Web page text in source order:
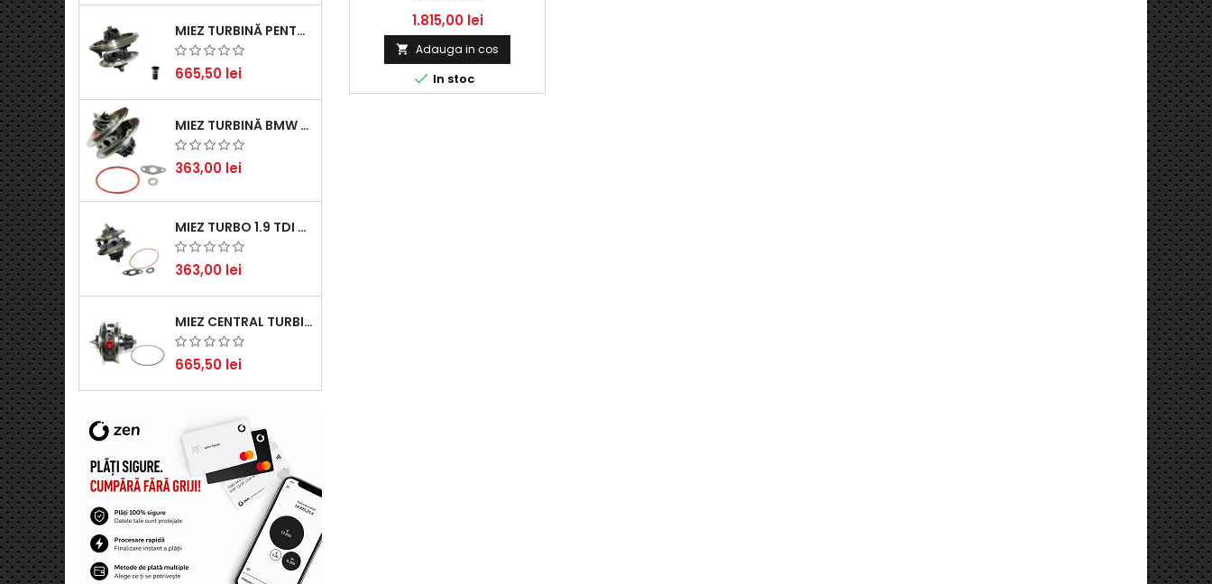
MIEZ TURBINĂ PENTRU AUDI, SEAT, SKODA ȘI VOLKSWAGEN - MOTORIZĂRI 2.0 TDI 103KW 140CP
665,50 lei
MIEZ TURBINĂ BMW SERIA 1 (E81, E87) 120 D - CREȘTEȚI PERFORMANȚA ȘI RĂSPUNSUL MOTORULUI
363,00 lei
MIEZ TURBO 1.9 TDI - PERFORMANȚĂ FIABILĂ PENTRU AUDI, SEAT, SKODA ȘI VW
363,00 lei
MIEZ CENTRAL TURBINĂ SUZUKI GRAND ESCUDO II 1.9 DDIS TRACȚIUNE INTEGRALĂ - MOTORIZARE 1.9L, 95 KW (129 CP)
665,50 lei
1.815,00 lei
 Adauga in cos
 In stoc